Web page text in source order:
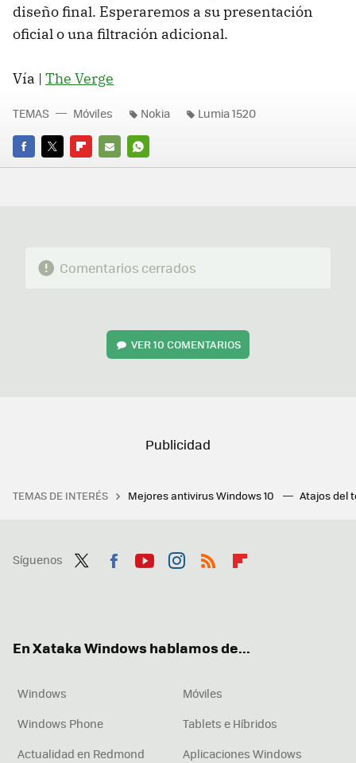
diseño final. Esperaremos a su presentación
oficial o una filtración adicional.
Vía | The Verge
FACEBOOK
TWITTERFLIPBOARD
E-
WHATSAPP
TEMAS Móviles Nokia Lumia 1520
Comentarios cerrados
VER10 COMENTARIOS
TEMAS DE INTERÉS Mejores antivirus Windows 10 Atajos del
Síguenos
En Xataka Windows hablamos de...
Windows
Móviles
Windows Phone
Tablets e Híbridos
Actualidad en Redmond
Aplicaciones Windows